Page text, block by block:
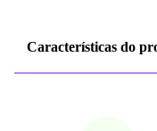
Características do